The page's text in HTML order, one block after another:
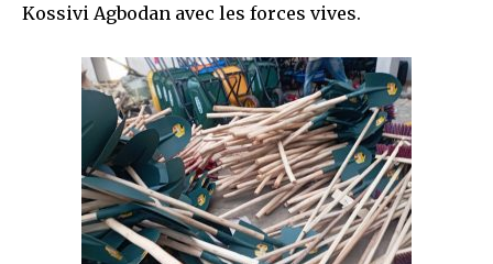
Kossivi Agbodan avec les forces vives.